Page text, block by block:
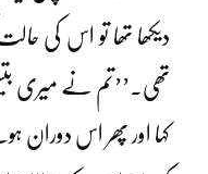
دیکھا تھا تو اس کی
تھی۔’’تم نے میری
کہا اور پھر اس دوران